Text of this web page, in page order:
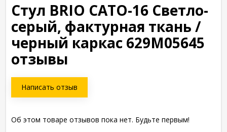
Стул BRIO CATO-16 Светло-
серый, фактурная ткань /
черный каркас 629M05645
отзывы
Написать отзыв
Об этом товаре отзывов пока нет. Будьте первым!